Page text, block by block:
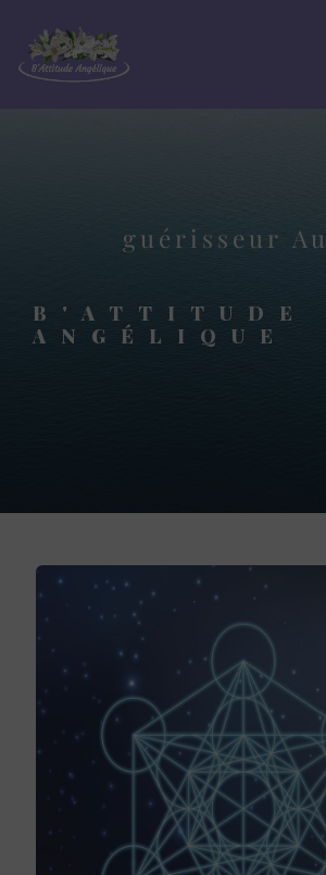
guérisseur
B'ATTITUDE
ANGÉLIQUE